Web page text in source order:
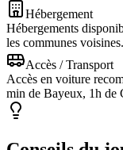
Hébergement
Hébergements
les communes
Accès / Transport
Accès en voiture
min de Bayeux, 1h de